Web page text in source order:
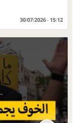
30/07/2026 - 15:12